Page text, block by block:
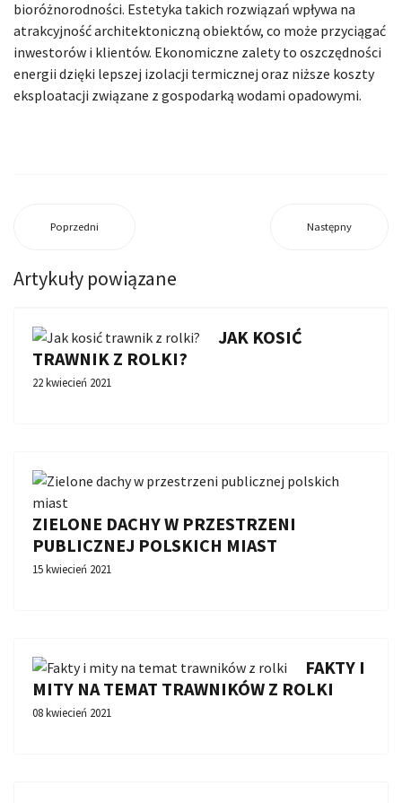
bioróżnorodności. Estetyka takich rozwiązań wpływa na
atrakcyjność architektoniczną obiektów, co może przyciągać
inwestorów i klientów. Ekonomiczne zalety to oszczędności
energii dzięki lepszej izolacji termicznej oraz niższe koszty
eksploatacji związane z gospodarką wodami opadowymi.
Poprzedni Następny
Artykuły powiązane
JAK KOSIĆ
TRAWNIK Z ROLKI?
22 kwiecień 2021
ZIELONE DACHY W PRZESTRZENI
PUBLICZNEJ POLSKICH MIAST
15 kwiecień 2021
FAKTY I
MITY NA TEMAT TRAWNIKÓW Z ROLKI
08 kwiecień 2021